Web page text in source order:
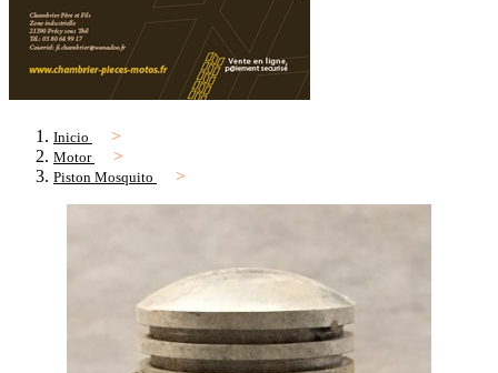
Inicio
Motor
Piston Mosquito